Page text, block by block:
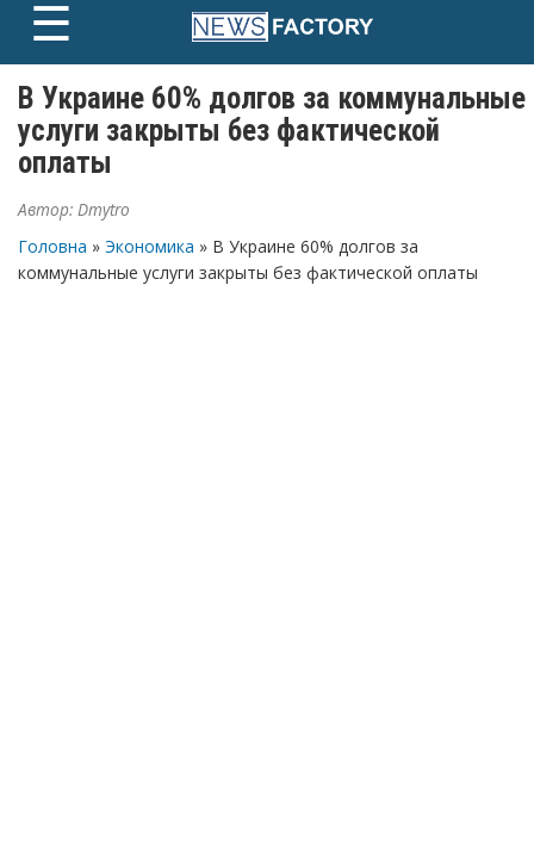
content
☰
В Украине 60% долгов за коммунальные
услуги закрыты без фактической
оплаты
Автор: Dmytro
Головна » Экономика » В Украине 60% долгов за
коммунальные услуги закрыты без фактической оплаты